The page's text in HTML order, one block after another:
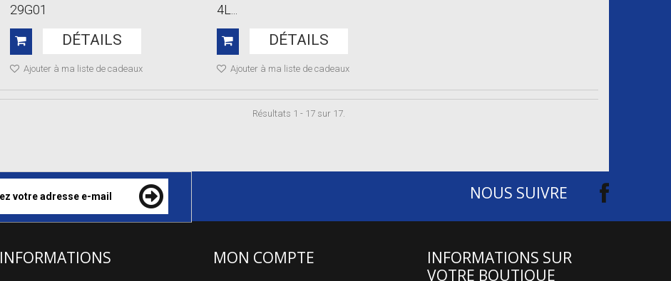
29G01
DÉTAILS
Ajouter à ma liste de cadeaux
4L...
DÉTAILS
Ajouter à ma liste de cadeaux
Résultats 1 - 17 sur 17.
NOUS SUIVRE
INFORMATIONS MON COMPTE
INFORMATIONS SUR
VOTRE BOUTIQUE